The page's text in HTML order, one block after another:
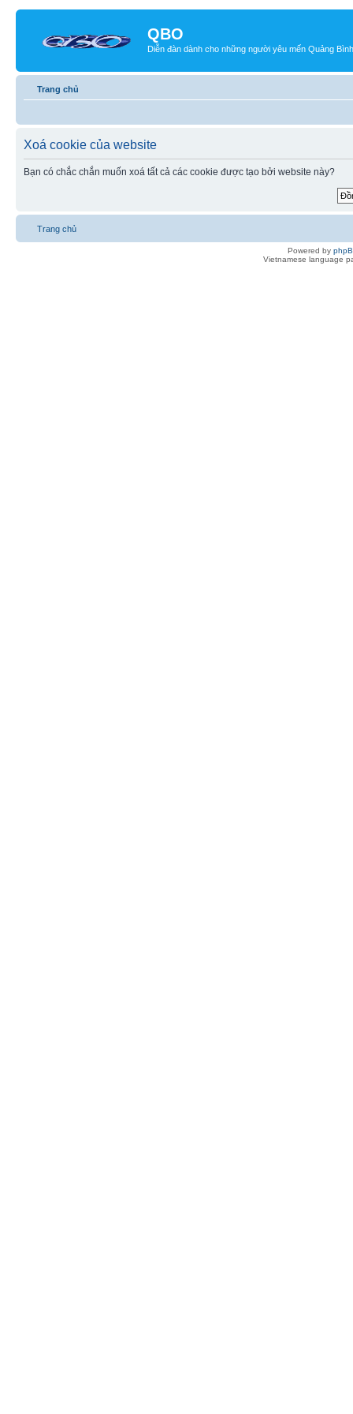
QBO
Diễn đàn dành cho những người yêu mến Quảng Bình
Trang chủ
Xoá cookie của website
Bạn có chắc chắn muốn xoá tất cả các cookie được tạo bởi website này?
Trang chủ
Powered by
Vietnamese language